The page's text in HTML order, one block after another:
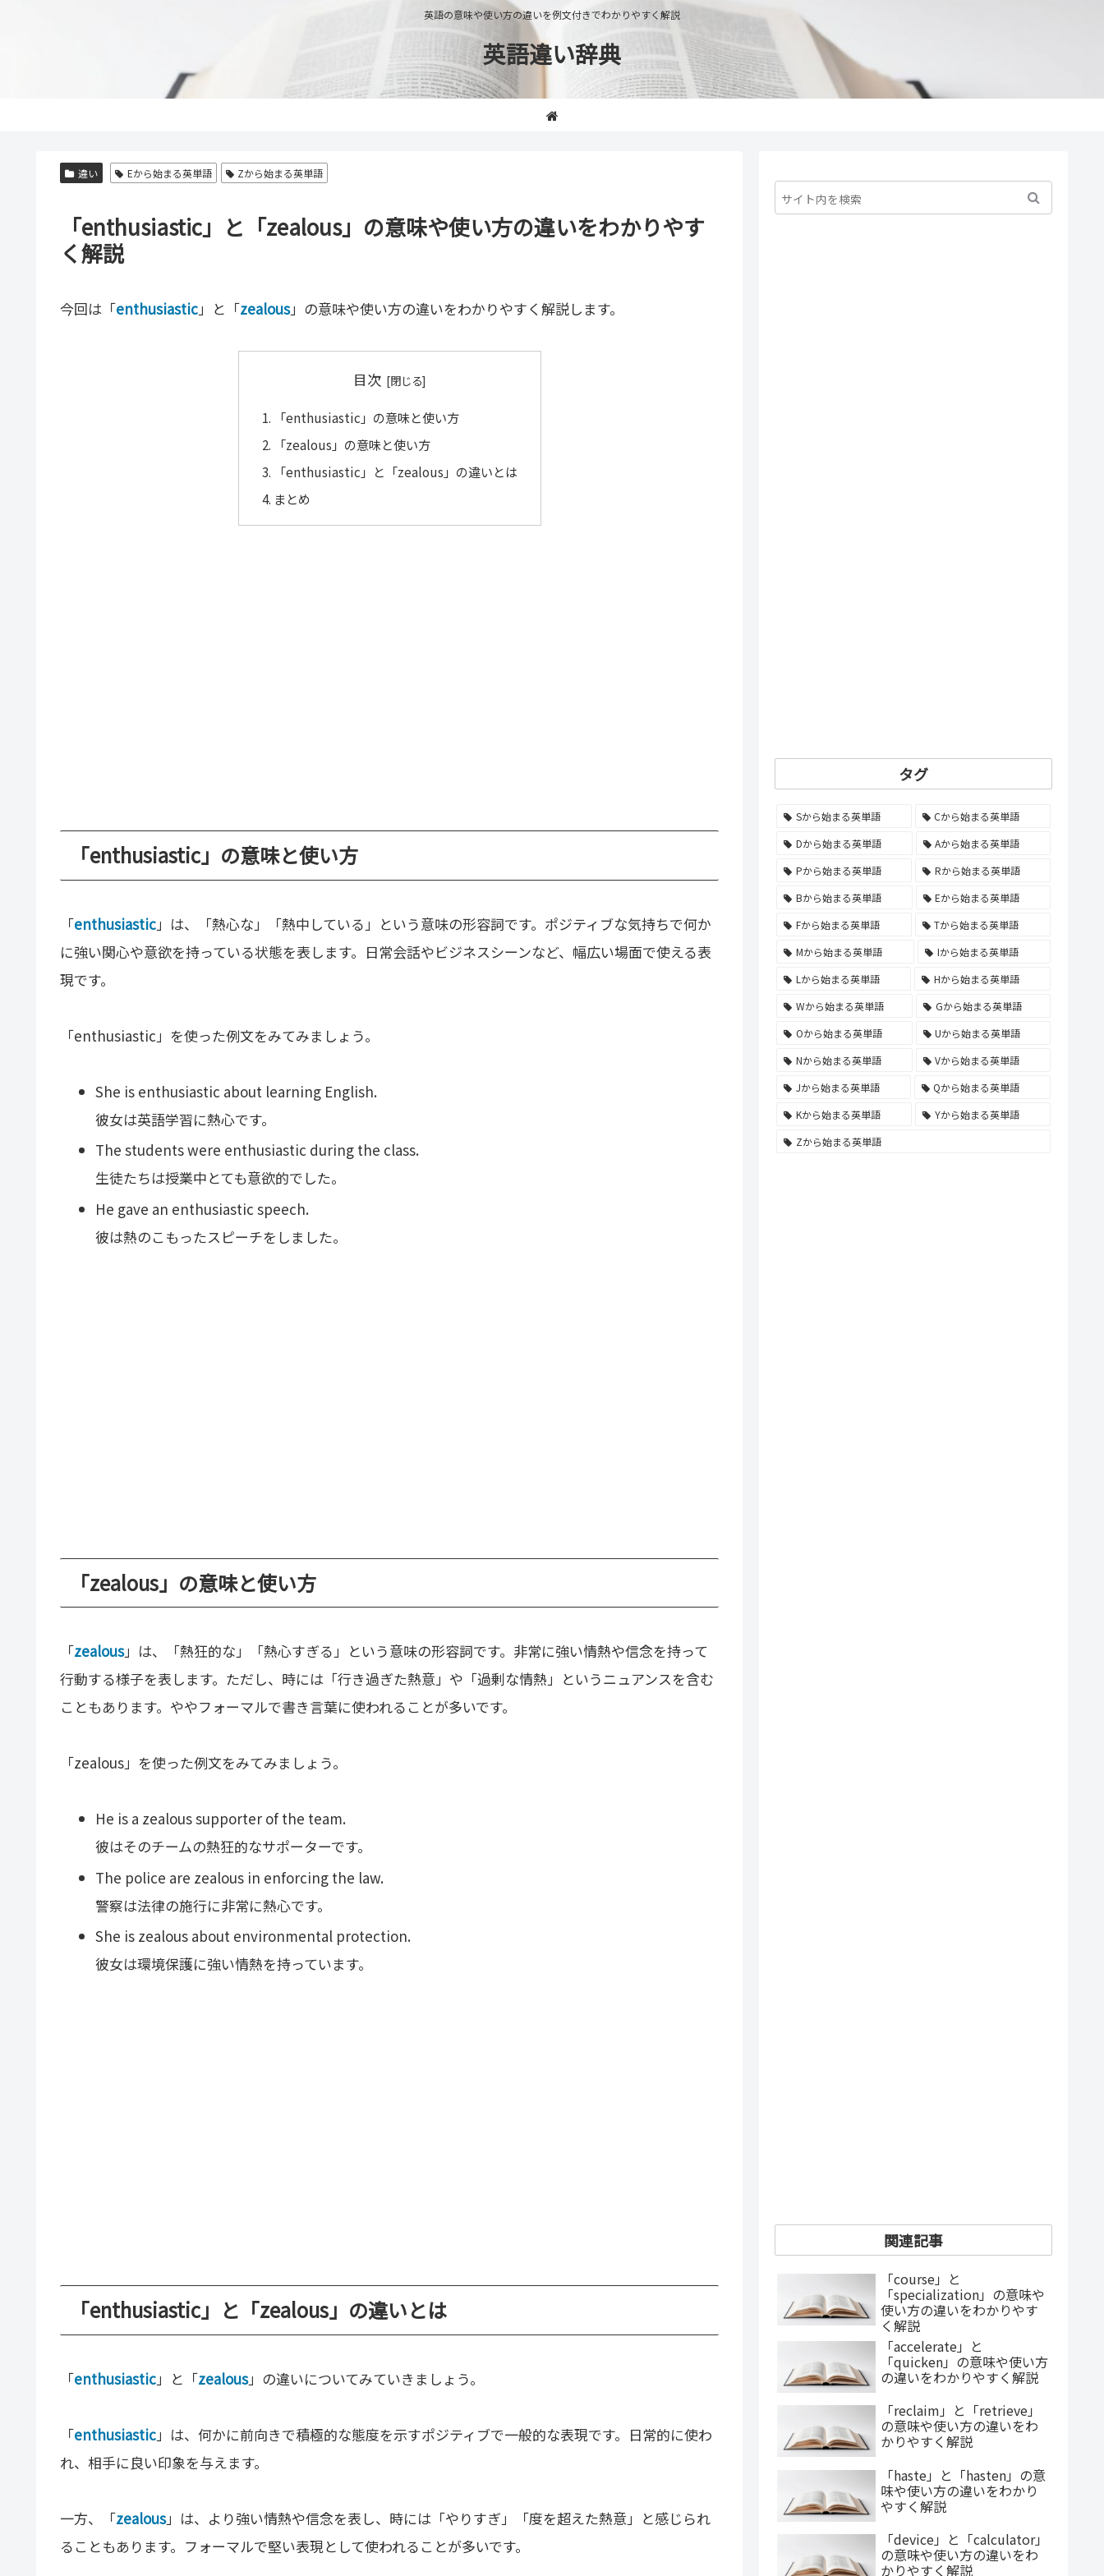
英語の意味や使い方の違いを例文付きでわかりやすく解説
英語違い辞典
違い Eから始まる英単語 Zから始まる英単語
「enthusiastic」と「zealous」の意味や使い方の違いをわかりやす
く解説
今回は「enthusiastic」と「zealous」の意味や使い方の違いをわかりやすく解説します。
目次
「enthusiastic」の意味と使い方
「zealous」の意味と使い方
「enthusiastic」と「zealous」の違いとは
まとめ
「enthusiastic」の意味と使い方
「enthusiastic」は、「熱心な」「熱中している」という意味の形容詞です。ポジティブな気持ちで何か
に強い関心や意欲を持っている状態を表します。日常会話やビジネスシーンなど、幅広い場面で使える表
現です。
「enthusiastic」を使った例文をみてみましょう。
She is enthusiastic about learning English.
彼女は英語学習に熱心です。
The students were enthusiastic during the class.
生徒たちは授業中とても意欲的でした。
He gave an enthusiastic speech.
彼は熱のこもったスピーチをしました。
「zealous」の意味と使い方
「zealous」は、「熱狂的な」「熱心すぎる」という意味の形容詞です。非常に強い情熱や信念を持って
行動する様子を表します。ただし、時には「行き過ぎた熱意」や「過剰な情熱」というニュアンスを含む
こともあります。ややフォーマルで書き言葉に使われることが多いです。
「zealous」を使った例文をみてみましょう。
He is a zealous supporter of the team.
彼はそのチームの熱狂的なサポーターです。
The police are zealous in enforcing the law.
警察は法律の施行に非常に熱心です。
She is zealous about environmental protection.
彼女は環境保護に強い情熱を持っています。
「enthusiastic」と「zealous」の違いとは
「enthusiastic」と「zealous」の違いについてみていきましょう。
「enthusiastic」は、何かに前向きで積極的な態度を示すポジティブで一般的な表現です。日常的に使わ
れ、相手に良い印象を与えます。
一方、「zealous」は、より強い情熱や信念を表し、時には「やりすぎ」「度を超えた熱意」と感じられ
ることもあります。フォーマルで堅い表現として使われることが多いです。
タグ
Sから始まる英単語
Cから始まる英単語
Dから始まる英単語
Aから始まる英単語
Pから始まる英単語
Rから始まる英単語
Bから始まる英単語
Eから始まる英単語
Fから始まる英単語
Tから始まる英単語
Mから始まる英単語
Iから始まる英単語
Lから始まる英単語
Hから始まる英単語
Wから始まる英単語
Gから始まる英単語
Oから始まる英単語
Uから始まる英単語
Nから始まる英単語
Vから始まる英単語
Jから始まる英単語
Qから始まる英単語
Kから始まる英単語
Yから始まる英単語
Zから始まる英単語
関連記事
「course」と
「specialization」の意味や
使い方の違いをわかりやす
く解説
「accelerate」と
「quicken」の意味や使い方
の違いをわかりやすく解説
「reclaim」と「retrieve」
の意味や使い方の違いをわ
かりやすく解説
「haste」と「hasten」の意
味や使い方の違いをわかり
やすく解説
「device」と「calculator」
の意味や使い方の違いをわ
かりやすく解説